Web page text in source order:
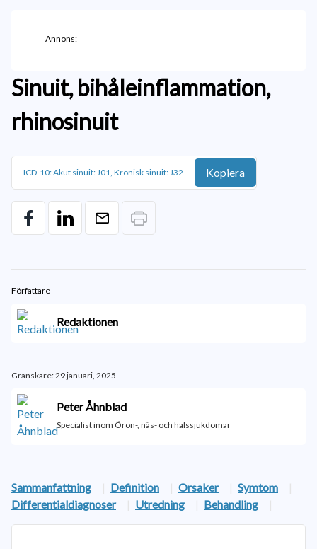
Annons:
Sinuit, bihåleinflammation,
rhinosinuit
ICD-10: Akut sinuit: J01, Kronisk sinuit: J32 Kopiera
Författare
Redaktionen
Granskare: 29 januari, 2025
Peter Åhnblad
Specialist inom Öron-, näs- och halssjukdomar
Sammanfattning | Definition | Orsaker | Symtom
|
Differentialdiagnoser
| Utredning | Behandling |